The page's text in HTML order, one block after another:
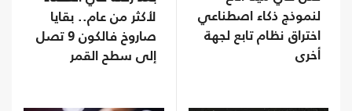
لنموذج ذكاء اصطناعي
اختراق نظام تابع لجهة
أخرى
لأكثر من عام.. بقايا
صاروخ فالكون 9 تصل
إلى سطح القمر